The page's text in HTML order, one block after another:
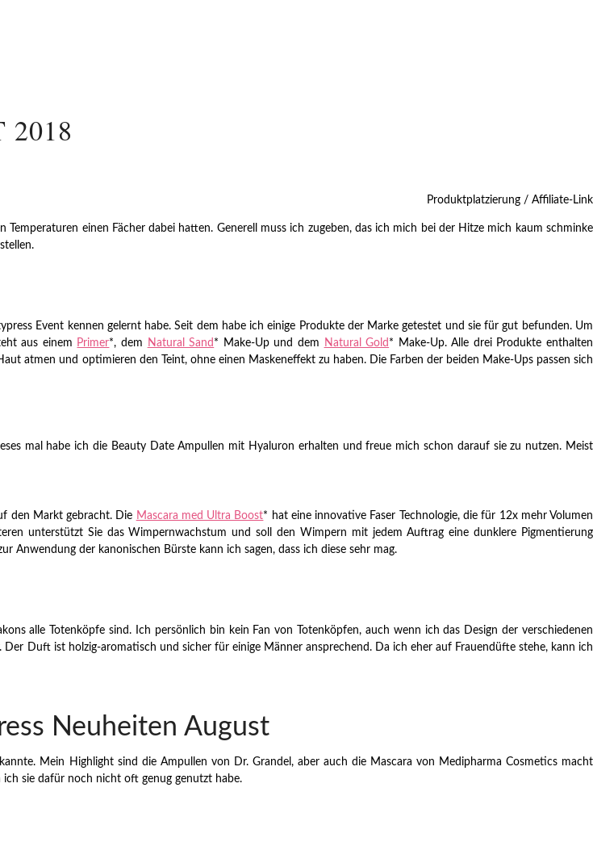
2018
Produktplatzierung / Affiliate-Link
einen Fächer dabei hatten. Generell muss ich zugeben, das ich mich bei der Hitze mich kaum schminke
Event kennen gelernt habe. Seit dem habe ich einige Produkte der Marke getestet und sie für gut befunden. Um
aus einem Primer*, dem Natural Sand * Make-Up und dem Natural Gold * Make-Up. Alle drei Produkte enthalten
atmen und optimieren den Teint, ohne einen Maskeneffekt zu haben. Die Farben der beiden Make-Ups passen sich
mal habe ich die Beauty Date Ampullen mit Hyaluron erhalten und freue mich schon darauf sie zu nutzen. Meist
den Markt gebracht. Die Mascara med Ultra Boost* hat eine innovative Faser Technologie, die für 12x mehr Volumen
unterstützt Sie das Wimpernwachstum und soll den Wimpern mit jedem Auftrag eine dunklere Pigmentierung
Anwendung der kanonischen Bürste kann ich sagen, dass ich diese sehr mag.
alle Totenköpfe sind. Ich persönlich bin kein Fan von Totenköpfen, auch wenn ich das Design der verschiedenen
Duft ist holzig-aromatisch und sicher für einige Männer ansprechend. Da ich eher auf Frauendüfte stehe, kann ich
Neuheiten August
Mein Highlight sind die Ampullen von Dr. Grandel, aber auch die Mascara von Medipharma Cosmetics macht
sie dafür noch nicht oft genug genutzt habe.